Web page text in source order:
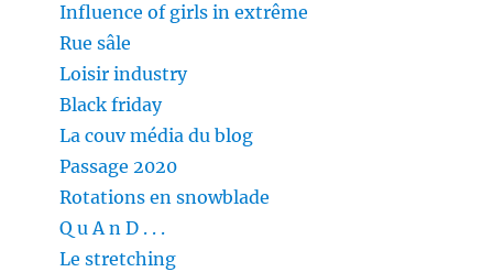
Influence of girls in extrême
Rue sâle
Loisir industry
Black friday
La couv média du blog
Passage 2020
Rotations en snowblade
Q u A n D . . .
Le stretching